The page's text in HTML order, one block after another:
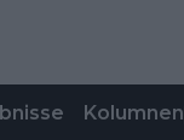
Kolumnen